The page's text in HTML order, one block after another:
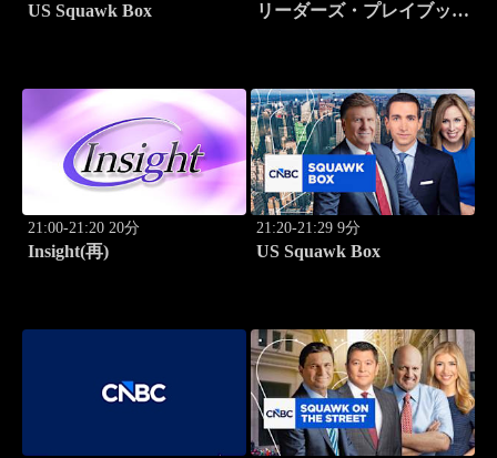
US Squawk Box
リーダーズ・プレイブック
21:00-21:20 20分
Insight(再)
21:20-21:29 9分
US Squawk Box